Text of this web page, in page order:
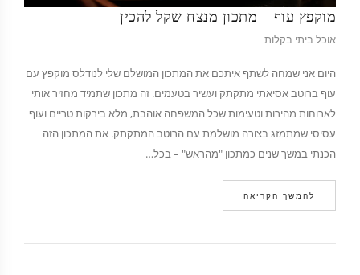
מוקפץ עוף – מתכון מנצח שקל להכין
אוכל ביתי בקלות
היום אני שמחה לשתף איתכם את המתכון המושלם שלי לנודלס מוקפץ עם
עוף ברוטב אסיאתי מתקתק ועשיר בטעמים. זה מתכון שתמיד מחזיר אותי
לארוחות מהירות וטעימות שכל המשפחה אוהבת, מלא בירקות טריים ועוף
עסיסי שמתמזג בצורה מושלמת עם הרוטב המתקתק. את המתכון הזה
הכנתי במשך שנים כמתכון "מהראש" – בכל…
להמשך הקריאה